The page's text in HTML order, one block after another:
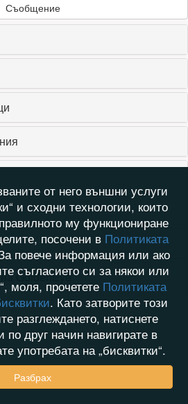
Съобщение
GoldenEye
от него външни услуги
и сходни технологии, които
му функциониране
посочени в Политиката
повече информация или ако
съгласието си за някои или
моля, прочетете Политиката
. Като затворите този
разглеждането, натиснете
по друг начин навигирате в
употребата на „бисквитки“.
Разбрах